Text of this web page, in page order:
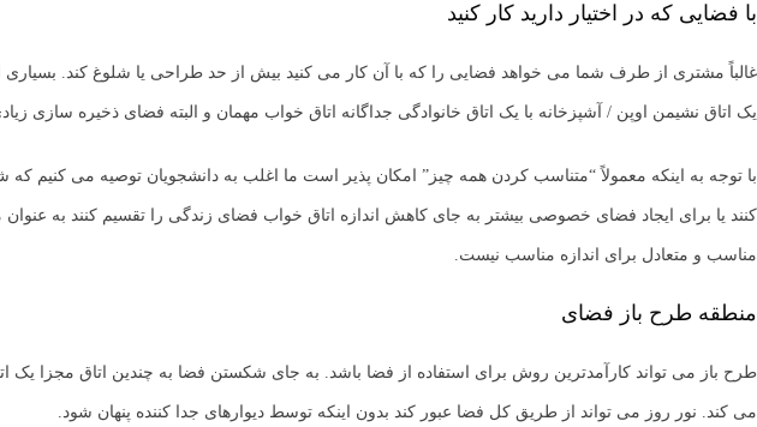
با فضایی که در اختیار دارید کار کنید
یک اتاق نشیمن اوپن / آشپزخانه با یک اتاق خانوادگی جداگانه اتاق خواب مهمان و البته فضای ذخیره سازی زیادی در هر اتاق
با توجه به اینکه معمولاً “متناسب کردن همه چیز” امکان پذیر است ما اغلب به دانشجویان توصیه می کنیم
کنند یا برای ایجاد فضای خصوصی بیشتر به جای کاهش اندازه اتاق خواب فضای زندگی را تقسیم کنند به عنوان
مناسب و متعادل برای اندازه مناسب نیست.
منطقه طرح باز فضای
طرح باز می تواند کارآمدترین روش برای استفاده از فضا باشد. به جای شکستن فضا به چندین اتاق مجزا
می کند. نور روز می تواند از طریق کل فضا عبور کند بدون اینکه توسط دیوارهای جدا کننده پنهان شود.